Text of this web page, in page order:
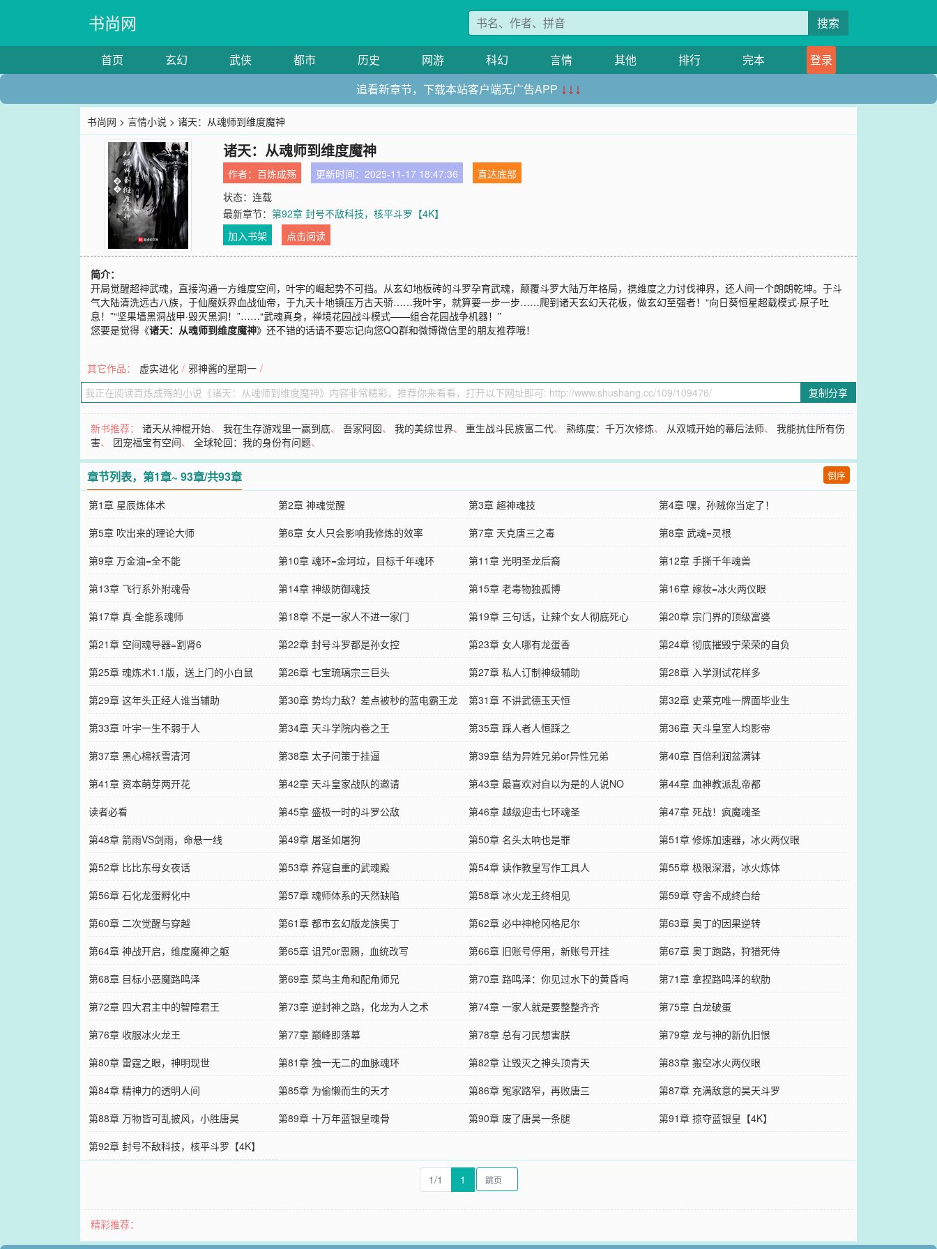
书尚网 搜索
首页 玄幻 武侠 都市 历史 网游 科幻 言情 其他 排行 完本
登录
追看新章节，下载本站客户端无广告APP ↓↓↓
书尚网 >言情小说 > 诸天：从魂师到维度魔神
诸天：从魂师到维度魔神
作者： 百炼成殇 更新时间：2025-11-17 18:47:36
直达底部
状态：连载
最新章节：第92章 封号不敌科技，核平斗罗【4K】
加入书架
点击阅读
简介：
开局觉醒超神武魂，直接沟通一方维度空间，叶宇的崛起势不可挡。从玄幻地板砖的斗罗孕育武魂，颠覆斗罗大陆万年格局，携维度之力讨伐神界，还人间一个朗朗乾坤。于斗
气大陆清洗远古八族，于仙魔妖界血战仙帝，于九天十地镇压万古天骄……我叶宇，就算要一步一步……爬到诸天玄幻天花板，做玄幻至强者！“向日葵恒星超载模式·原子吐
息！”“坚果墙黑洞战甲·毁灭黑洞！”……“武魂真身，禅境花园战斗模式——组合花园战争机器！”
您要是觉得《诸天：从魂师到维度魔神》还不错的话请不要忘记向您QQ群和微博微信里的朋友推荐哦！
其它作品： 虚实进化 / 邪神酱的星期一 /
复制分享
新书推荐：诸天从神棍开始、我在生存游戏里一赢到底、吾家阿囡、我的美综世界、重生战斗民族富二代、熟练度：千万次修炼、 从双城开始的幕后法师、我能抗住所有伤
害、 团宠福宝有空间、全球轮回：我的身份有问题、
章节列表，第1章~ 93章/共93章 倒序
第1章 星辰炼体术 第2章 神魂觉醒 第3章 超神魂技
第4章 嘿，孙贼你当定了！
第5章 吹出来的理论大师
第6章 女人只会影响我修炼的效率 第7章 天克唐三之毒
第8章 武魂=灵根
第9章 万金油=全不能
第10章 魂环=金坷垃，目标千年魂环 第11章 光明圣龙后裔
第12章 手撕千年魂兽
第13章 飞行系外附魂骨
第14章 神级防御魂技 第15章 老毒物独孤博
第16章 嫁妆=冰火两仪眼
第17章 真·全能系魂师
第18章 不是一家人不进一家门 第19章 三句话，让辣个女人彻底死心
第20章 宗门界的顶级富婆
第21章 空间魂导器=割肾6
第22章 封号斗罗都是孙女控 第23章 女人哪有龙蛋香
第24章 彻底摧毁宁荣荣的自负
第25章 魂炼术1.1版，送上门的小白鼠
第26章 七宝琉璃宗三巨头 第27章 私人订制神级辅助
第28章 入学测试花样多
第29章 这年头正经人谁当辅助
第30章 势均力敌？差点被秒的蓝电霸王龙 第31章 不讲武德玉天恒
第32章 史莱克唯一牌面毕业生
第33章 叶宇一生不弱于人
第34章 天斗学院内卷之王 第35章 踩人者人恒踩之
第36章 天斗皇室人均影帝
第37章 黑心棉袄雪清河
第38章 太子问策于挂逼 第39章 结为异姓兄弟or异性兄弟
第40章 百倍利润盆满钵
第41章 资本萌芽两开花
第42章 天斗皇家战队的邀请 第43章 最喜欢对自以为是的人说NO
第44章 血神教派乱帝都
读者必看
第45章 盛极一时的斗罗公敌 第46章 越级迎击七环魂圣
第47章 死战！疯魔魂圣
第48章 箭雨VS剑雨，命悬一线
第49章 屠圣如屠狗 第50章 名头太响也是罪
第51章 修炼加速器，冰火两仪眼
第52章 比比东母女夜话
第53章 养寇自重的武魂殿 第54章 读作教皇写作工具人
第55章 极限深潜，冰火炼体
第56章 石化龙蛋孵化中
第57章 魂师体系的天然缺陷 第58章 冰火龙王终相见
第59章 夺舍不成终白给
第60章 二次觉醒与穿越
第61章 都市玄幻版龙族奥丁 第62章 必中神枪冈格尼尔
第63章 奥丁的因果逆转
第64章 神战开启，维度魔神之躯
第65章 诅咒or恩赐，血统改写 第66章 旧账号停用，新账号开挂
第67章 奥丁跑路，狩猎死侍
第68章 目标小恶魔路鸣泽
第69章 菜鸟主角和配角师兄 第70章 路鸣泽：你见过水下的黄昏吗
第71章 拿捏路鸣泽的软肋
第72章 四大君主中的智障君王
第73章 逆封神之路，化龙为人之术 第74章 一家人就是要整整齐齐
第75章 白龙破蛋
第76章 收服冰火龙王
第77章 巅峰即落幕 第78章 总有刁民想害朕
第79章 龙与神的新仇旧恨
第80章 雷霆之眼，神明现世
第81章 独一无二的血脉魂环 第82章 让毁灭之神头顶青天
第83章 搬空冰火两仪眼
第84章 精神力的透明人间
第85章 为偷懒而生的天才 第86章 冤家路窄，再败唐三
第87章 充满敌意的昊天斗罗
第88章 万物皆可乱披风，小胜唐昊
第89章 十万年蓝银皇魂骨 第90章 废了唐昊一条腿
第91章 掠夺蓝银皇【4K】
第92章 封号不敌科技，核平斗罗【4K】
1/1 1
精彩推荐：